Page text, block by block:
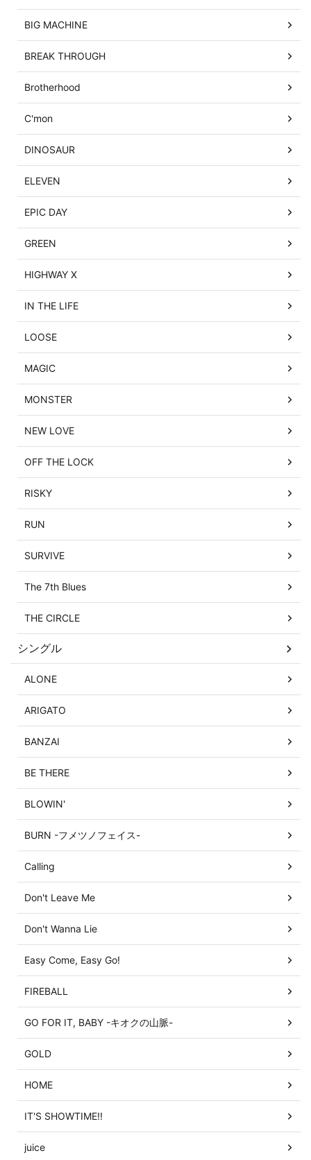
BIG MACHINE
BREAK THROUGH
Brotherhood
C'mon
DINOSAUR
ELEVEN
EPIC DAY
GREEN
HIGHWAY X
IN THE LIFE
LOOSE
MAGIC
MONSTER
NEW LOVE
OFF THE LOCK
RISKY
RUN
SURVIVE
The 7th Blues
THE CIRCLE
シングル
ALONE
ARIGATO
BANZAI
BE THERE
BLOWIN'
BURN -フメツノフェイス-
Calling
Don't Leave Me
Don't Wanna Lie
Easy Come, Easy Go!
FIREBALL
GO FOR IT, BABY -キオクの山脈-
GOLD
HOME
IT'S SHOWTIME!!
juice